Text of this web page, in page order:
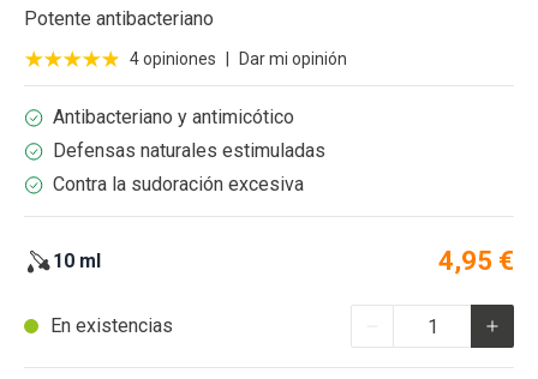
Potente antibacteriano
4 opiniones Dar mi opinión
Antibacteriano y antimicótico
Defensas naturales estimuladas
Contra la sudoración excesiva
10 ml 4,95 €
En existencias